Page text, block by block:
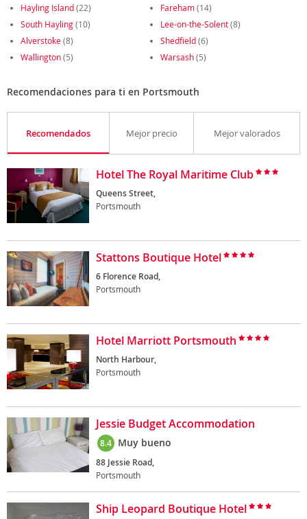
Hayling Island(22) Fareham(14)
South Hayling(10) Lee-on-the-Solent(8)
Alverstoke(8) Shedfield(6)
Wallington(5) Warsash(5)
Recomendaciones para ti en Portsmouth
Recomendados Mejor precio Mejor valorados
Hotel The Royal Maritime Club
Queens Street,
Portsmouth
Stattons Boutique Hotel
6 Florence Road,
Portsmouth
Hotel Marriott Portsmouth
North Harbour,
Portsmouth
Jessie Budget Accommodation
8.4 Muy bueno
88 Jessie Road,
Portsmouth
Ship Leopard Boutique Hotel